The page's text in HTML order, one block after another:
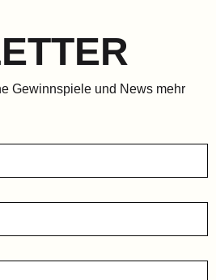
Gewinnspiele und News mehr